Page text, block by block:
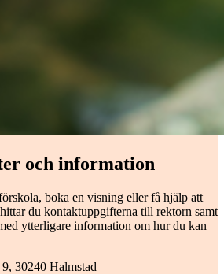
och information
boka en visning eller få hjälp att
du kontaktuppgifterna till rektorn samt
ytterligare information om hur du kan
30240 Halmstad